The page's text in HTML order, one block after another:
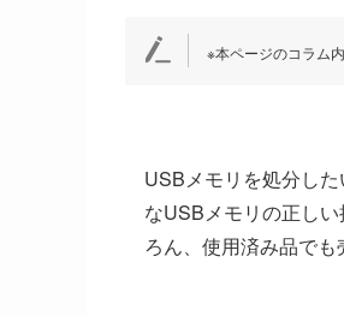
※本ページのコラム
USBメモリを処分し
なUSBメモリの正し
ろん、使用済み品でも